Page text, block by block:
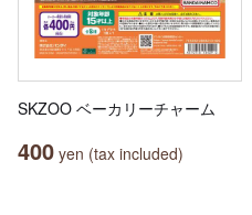
SKZOO ベーカリーチャーム
400 yen (tax included)